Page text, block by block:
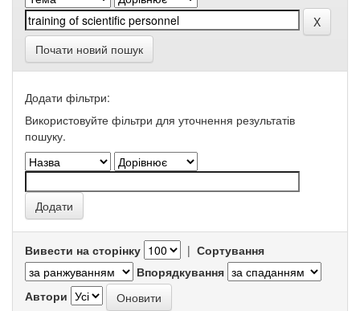
Почати новий пошук
Додати фільтри:
Використовуйте фільтри для уточнення результатів
пошуку.
Вивести на сторінку | Сортування
Впорядкування
Автори